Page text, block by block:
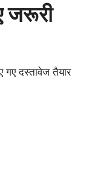
जरूरी
दस्तावेज तैयार